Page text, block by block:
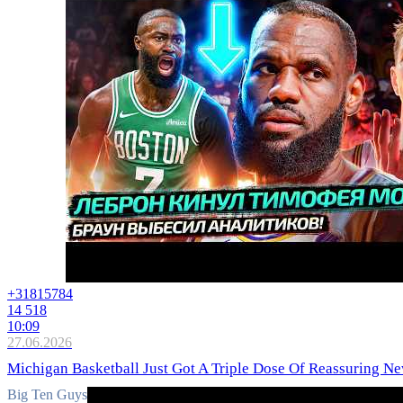
+3181 5784
14 518
10:09
27.06.2026
Michigan Basketball Just Got A Triple Dose Of Reassuring
Big Ten Guys